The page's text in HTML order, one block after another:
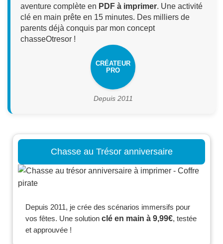
aventure complète en PDF à imprimer. Une activité
clé en main prête en 15 minutes. Des milliers de
parents déjà conquis par mon concept
chasseOtresor !
CRÉATEUR
PRO
Depuis 2011
Chasse au Trésor anniversaire
Depuis 2011, je crée des scénarios immersifs pour
vos fêtes. Une solution clé en main à 9,99€, testée
et approuvée !